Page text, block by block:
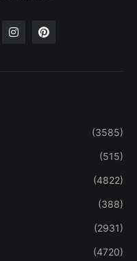
(3585)
(515)
(4822)
(388)
(2931)
(4720)